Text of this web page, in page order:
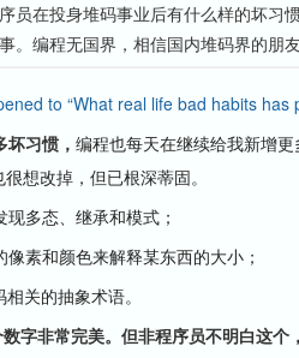
员在投身堆码事业后有什么样的坏习
。编程无国界，相信国内堆码界的朋
to “What real life bad habits has
习惯， 编程也每天在继续给我新增
想改掉，但已根深蒂固。
多态、继承和模式；
素和颜色来解释某东西的大小；
关的抽象术语。
非常完美。但非程序员不明白这个